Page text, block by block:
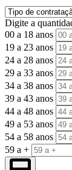
Digite a
00 a 18 anos
19 a 23 anos
24 a 28 anos
29 a 33 anos
34 a 38 anos
39 a 43 anos
44 a 48 anos
49 a 53 anos
54 a 58 anos
59 a +